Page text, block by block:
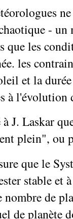
- un
que les
les
et la
à l'évolution
J. Laskar
plein", ou
que le
stable et
de
de planète